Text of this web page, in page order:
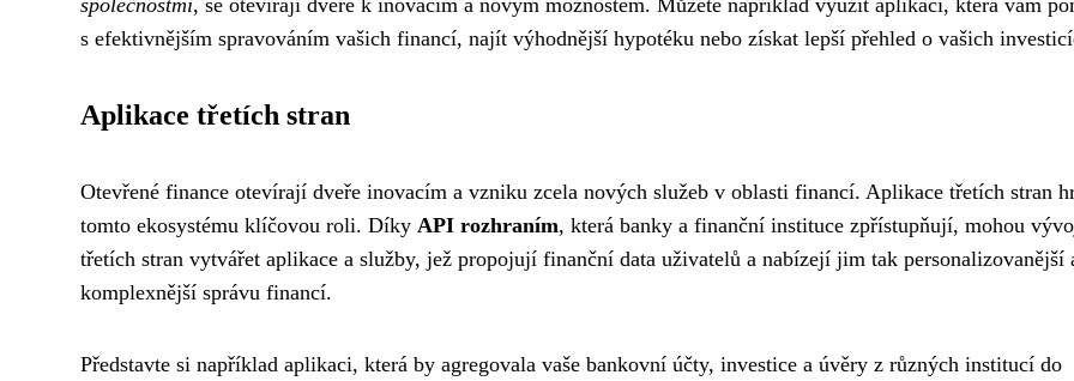
společnostmi, se otevírají dveře k inovacím a novým možnostem. Můžete například využít aplikaci, která vám
s efektivnějším spravováním vašich financí, najít výhodnější hypotéku nebo získat lepší přehled o vašich
Aplikace třetích stran
Otevřené finance otevírají dveře inovacím a vzniku zcela nových služeb v oblasti financí. Aplikace třetích stran
tomto ekosystému klíčovou roli. Díky API rozhraním, která banky a finanční instituce zpřístupňují, mohou
třetích stran vytvářet aplikace a služby, jež propojují finanční data uživatelů a nabízejí jim tak personalizovanější
komplexnější správu financí.
Představte si například aplikaci, která by agregovala vaše bankovní účty, investice a úvěry z různých institucí do